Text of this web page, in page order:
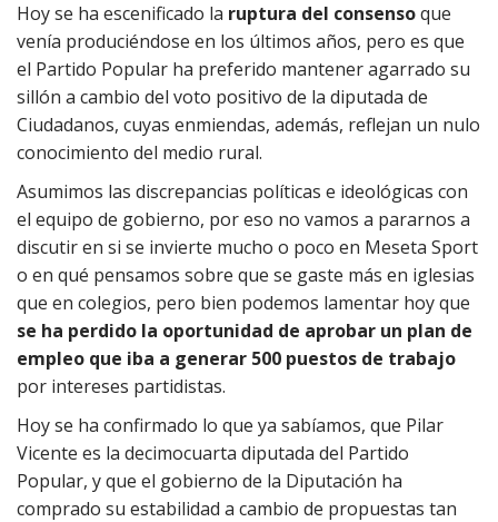
Hoy se ha escenificado la ruptura del consensoque
venía produciéndose en los últimos años, pero es que
el Partido Popular ha preferido mantener agarrado su
sillón a cambio del voto positivo de la diputada de
Ciudadanos, cuyas enmiendas, además, reflejan un nulo
conocimiento del medio rural.
Asumimos las discrepancias políticas e ideológicas con
el equipo de gobierno, por eso no vamos a pararnos a
discutir en si se invierte mucho o poco en Meseta Sport
o en qué pensamos sobre que se gaste más en iglesias
que en colegios, pero bien podemos lamentar hoy que
se ha perdido la oportunidad de aprobar un plan de
empleo que iba a generar 500 puestos de trabajo
por intereses partidistas.
Hoy se ha confirmado lo que ya sabíamos, que Pilar
Vicente es la decimocuarta diputada del Partido
Popular, y que el gobierno de la Diputación ha
comprado su estabilidad a cambio de propuestas tan